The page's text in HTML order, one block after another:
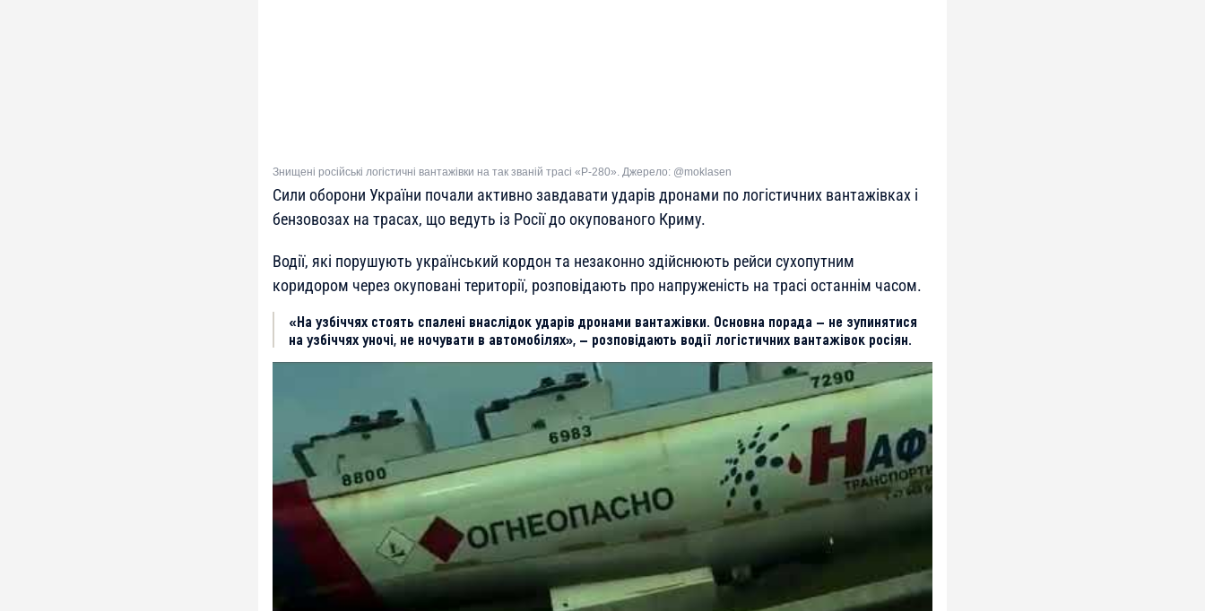
Знищені російські логістичні вантажівки на так званій трасі «Р-280». Джерело: @moklasen
Сили оборони України почали активно завдавати ударів дронами по логістичних вантажівках і
бензовозах на трасах, що ведуть із Росії до окупованого Криму.
Водії, які порушують український кордон та незаконно здійснюють рейси сухопутним
коридором через окуповані території, розповідають про напруженість на трасі останнім часом.
«На узбіччях стоять спалені внаслідок ударів дронами вантажівки. Основна порада — не зупинятися
на узбіччях уночі, не ночувати в автомобілях», — розповідають водії логістичних вантажівок росіян.